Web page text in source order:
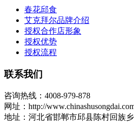
春花邱食
艾克拜尔品牌介绍
授权合作店形象
授权优势
授权流程
联系我们
咨询热线：4008-979-878
网址：http://
地址：河北省邯郸市邱县陈村回族